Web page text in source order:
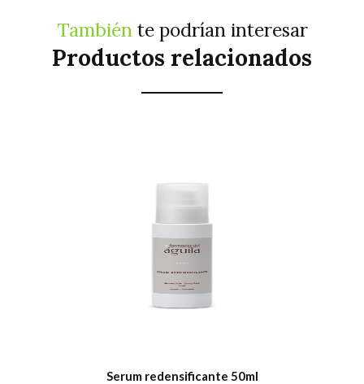
Tambiénte podrían interesar
Productos relacionados
Serum redensificante 50ml